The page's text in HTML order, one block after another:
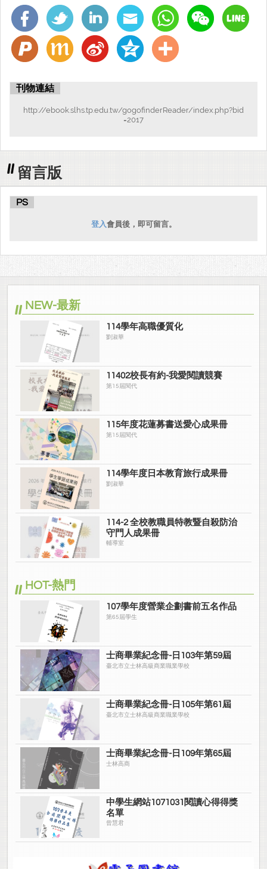
刊物連結
http://ebook.slhs.tp.edu.tw/gogofinderReader/index.php?bid
=2017
留言版
PS
登入會員後，即可留言。
NEW-最新
114學年高職優質化
劉淑華
11402校長有約-我愛閱讀競賽
第15屆閱代
115年度花蓮募書送愛心成果冊
第15屆閱代
114學年度日本教育旅行成果冊
劉淑華
114-2 全校教職員特教暨自殺防治
守門人成果冊
輔導室
HOT-熱門
107學年度營業企劃書前五名作品
第65屆學生
士商畢業紀念冊-日103年第59屆
臺北市立士林高級商業職業學校
士商畢業紀念冊-日105年第61屆
臺北市立士林高級商業職業學校
士商畢業紀念冊-日109年第65屆
士林高商
中學生網站1071031閱讀心得得獎
名單
曾慧君